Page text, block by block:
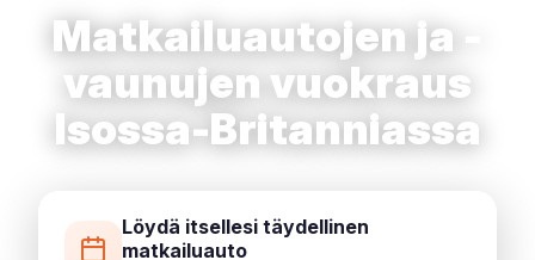
Matkailuautojen ja -
vaunujen vuokraus
Isossa-Britanniassa
Löydä itsellesi täydellinen
matkailuauto